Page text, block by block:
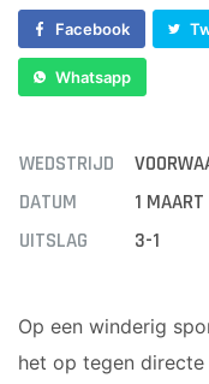
VOORWAARTS
6
VOORWAARTS
8
VOORWAARTS
18+1
35/45 PLUS
WALKING
Facebook
Whatsapp
WEDSTRIJD
DATUM
1
UITSLAG
3-1
Op een winderig
het op tegen